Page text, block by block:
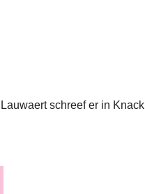
schreef er in Knack